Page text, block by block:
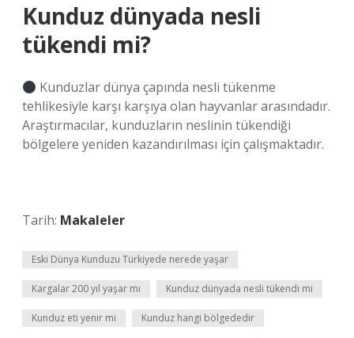
Kunduz dünyada nesli
tükendi mi?
Kunduzlar dünya çapında nesli tükenme
tehlikesiyle karşı karşıya olan hayvanlar arasındadır.
Araştırmacılar, kunduzların neslinin tükendiği
bölgelere yeniden kazandırılması için çalışmaktadır.
Tarih: Makaleler
Eski Dünya Kunduzu Türkiyede nerede yaşar
Kargalar 200 yıl yaşar mı Kunduz dünyada nesli tükendi mi
Kunduz eti yenir mi Kunduz hangi bölgededir